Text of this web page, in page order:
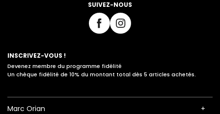
SUIVEZ-NOUS
INSCRIVEZ-VOUS !
Devenez membre du programme fidélité
Un chèque fidélité de 10% du montant total dès 5 articles achetés.
Marc Orian